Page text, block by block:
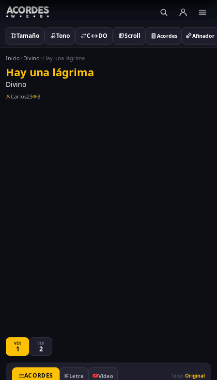
Tamaño Tono C↔DO Scroll Acordes Afinador
Inicio Divino Hay una lágrima
Hay una lágrima
Divino
Carlos23 8
VER
1
VER
2
ACORDES Letra Video Tono: Original